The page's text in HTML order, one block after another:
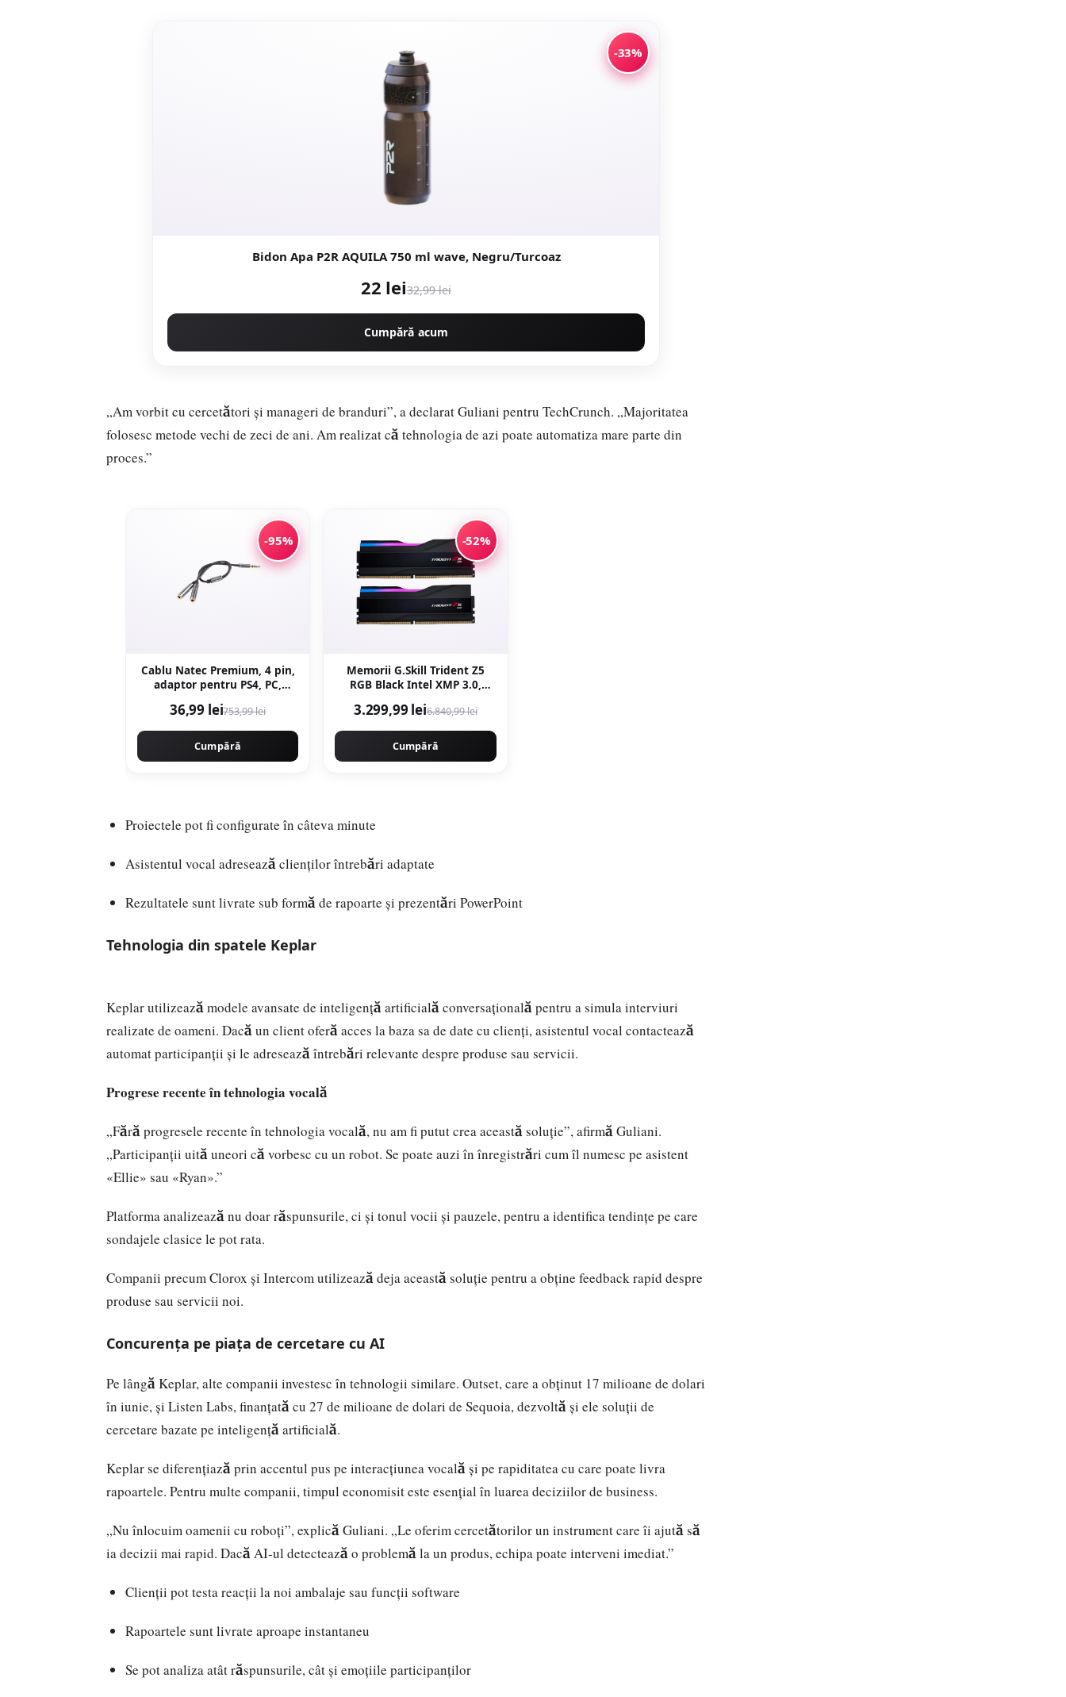
-33%
Bidon Apa P2R AQUILA 750 ml wave, Negru/Turcoaz
22 lei32,99 lei
Cumpără acum
„Am vorbit cu cercetători și manageri de branduri”, a declarat Guliani pentru TechCrunch. „Majoritatea
folosesc metode vechi de zeci de ani. Am realizat că tehnologia de azi poate automatiza mare parte din
proces.”
-95%
Cablu Natec Premium, 4 pin,
adaptor pentru PS4, PC,
36,99 lei753,99 lei
Cumpără
-52%
Memorii G.Skill Trident Z5
RGB Black Intel XMP 3.0,
6400MHz, CL30, Dual Channel
3.299,99 lei6.840,99 lei
Cumpără
Proiectele pot fi configurate în câteva minute
Asistentul vocal adresează clienților întrebări adaptate
Rezultatele sunt livrate sub formă de rapoarte și prezentări PowerPoint
Tehnologia din spatele Keplar
Keplar utilizează modele avansate de inteligență artificială conversațională pentru a simula interviuri
realizate de oameni. Dacă un client oferă acces la baza sa de date cu clienți, asistentul vocal contactează
automat participanții și le adresează întrebări relevante despre produse sau servicii.
Progrese recente în tehnologia vocală
„Fără progresele recente în tehnologia vocală, nu am fi putut crea această soluție”, afirmă Guliani.
„Participanții uită uneori că vorbesc cu un robot. Se poate auzi în înregistrări cum îl numesc pe asistent
«Ellie» sau «Ryan».”
Platforma analizează nu doar răspunsurile, ci și tonul vocii și pauzele, pentru a identifica tendințe pe care
sondajele clasice le pot rata.
Companii precum Clorox și Intercom utilizează deja această soluție pentru a obține feedback rapid despre
produse sau servicii noi.
Concurența pe piața de cercetare cu AI
Pe lângă Keplar, alte companii investesc în tehnologii similare. Outset, care a obținut 17 milioane de dolari
în iunie, și Listen Labs, finanțată cu 27 de milioane de dolari de Sequoia, dezvoltă și ele soluții de
cercetare bazate pe inteligență artificială.
Keplar se diferențiază prin accentul pus pe interacțiunea vocală și pe rapiditatea cu care poate livra
rapoartele. Pentru multe companii, timpul economisit este esențial în luarea deciziilor de business.
„Nu înlocuim oamenii cu roboți”, explică Guliani. „Le oferim cercetătorilor un instrument care îi ajută să
ia decizii mai rapid. Dacă AI-ul detectează o problemă la un produs, echipa poate interveni imediat.”
Clienții pot testa reacții la noi ambalaje sau funcții software
Rapoartele sunt livrate aproape instantaneu
Se pot analiza atât răspunsurile, cât și emoțiile participanților